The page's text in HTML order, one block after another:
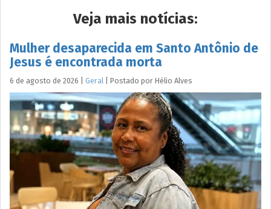
Veja mais notícias:
Mulher desaparecida em Santo Antônio de
Jesus é encontrada morta
6 de agosto de 2026 Geral Postado por Hélio Alves